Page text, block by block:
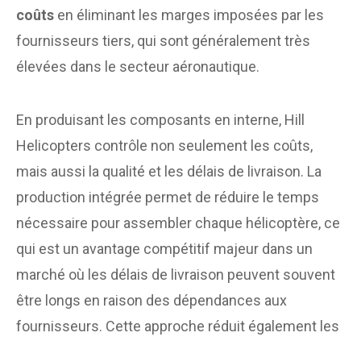
coûts en éliminant les marges imposées par les
fournisseurs tiers, qui sont généralement très
élevées dans le secteur aéronautique.
En produisant les composants en interne, Hill
Helicopters contrôle non seulement les coûts,
mais aussi la qualité et les délais de livraison. La
production intégrée permet de réduire le temps
nécessaire pour assembler chaque hélicoptère, ce
qui est un avantage compétitif majeur dans un
marché où les délais de livraison peuvent souvent
être longs en raison des dépendances aux
fournisseurs. Cette approche réduit également les